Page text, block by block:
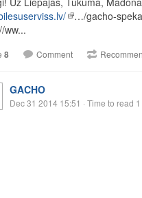
…/gacho-
ww...
8 Comment
GACHO
Dec 31 2014 15:51 · Time to read